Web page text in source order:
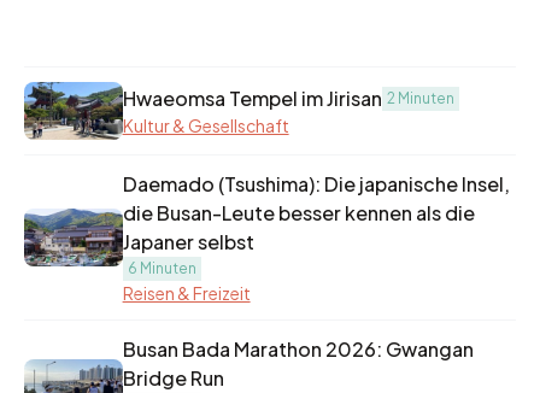
Hwaeomsa Tempel im Jirisan 2 Minuten
Kultur & Gesellschaft
Daemado (Tsushima): Die japanische Insel,
die Busan-Leute besser kennen als die
Japaner selbst
6 Minuten
Reisen & Freizeit
Busan Bada Marathon 2026: Gwangan
Bridge Run